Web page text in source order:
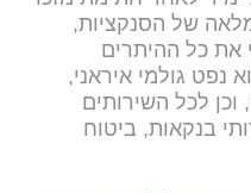
של הסנקציות,
את כל ההיתרים
נפט גולמי איראני,
וכן לכל השירותים
בנקאות, ביטוח